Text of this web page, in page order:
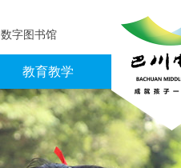
数字图书馆
教育教学